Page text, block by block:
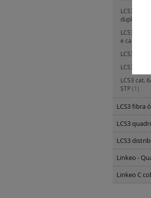
LCS3 cat.
LCS3 cat.
e cabos
LCS3 cat.
LCS3 cat. 8
LCS3 cat.
STP(1)
LCS3 fibra
LCS3
LCS3
Linkeo -
Linkeo C